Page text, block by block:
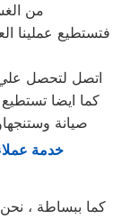
من
فتستطيع عملينا
اتصل لتحصل علي خصومات
كما ايضا
صيانة
خدمة
كما ببساطة ،